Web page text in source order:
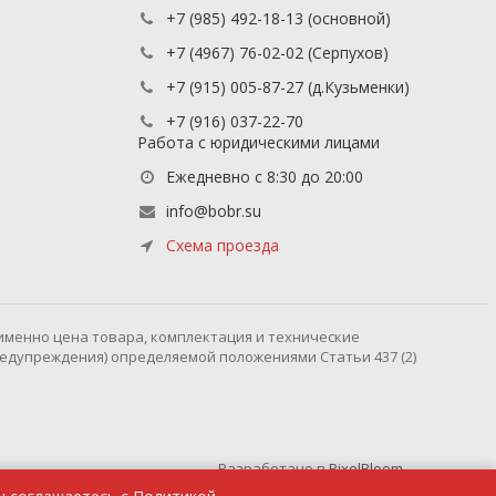
+7 (985) 492-18-13 (основной)
+7 (4967) 76-02-02 (Серпухов)
+7 (915) 005-87-27(д.Кузьменки)
+7 (916) 037-22-70
Работа с юридическими лицами
Ежедневно с 8:30 до 20:00
info@bobr.su
Схема проезда
цена товара, комплектация и технические
определяемой положениями Статьи 437 (2)
Разработано вPixelBloom